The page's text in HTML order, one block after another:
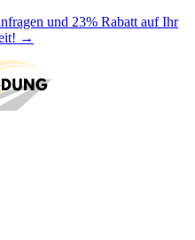
und 23% Rabatt auf Ihr
→